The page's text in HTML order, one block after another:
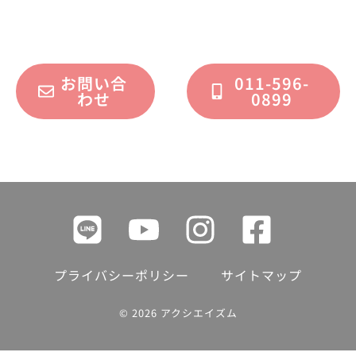
お問い合
わせ
011-596-
0899
プライバシーポリシー サイトマップ
© 2026 アクシエイズム